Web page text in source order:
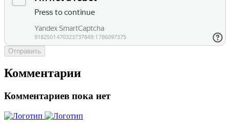
Отправить
Комментарии
Комментариев пока нет